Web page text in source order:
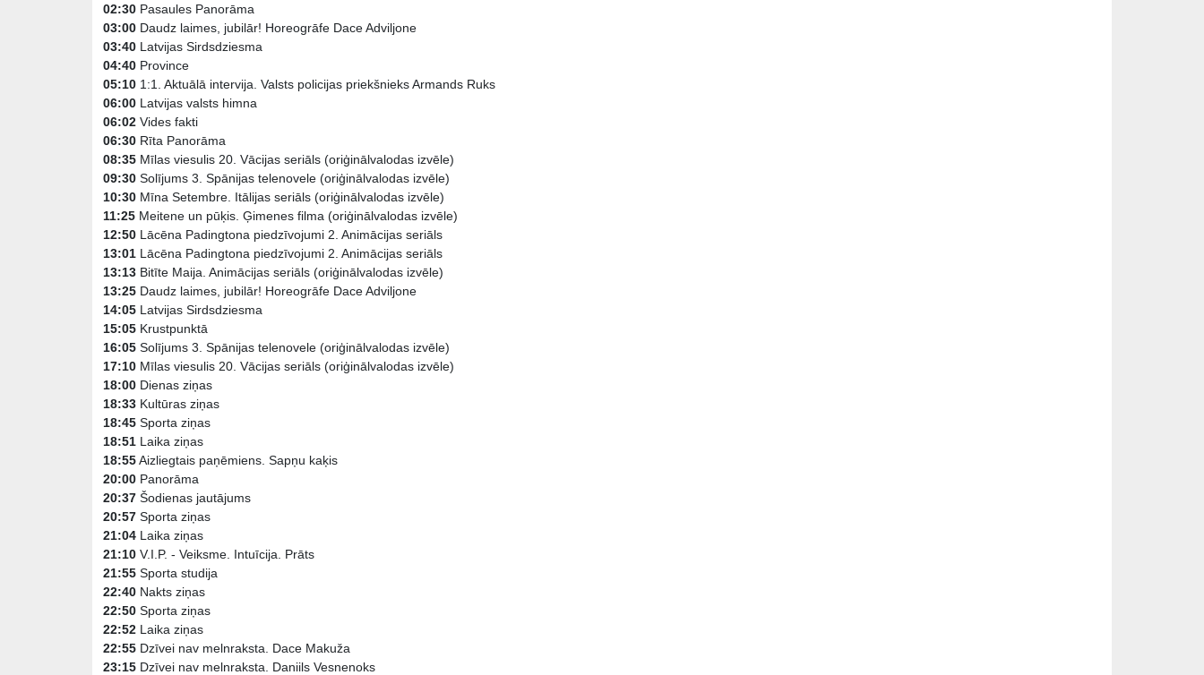
02:30 Pasaules Panorāma
03:00 Daudz laimes, jubilār! Horeogrāfe Dace Adviljone
03:40 Latvijas Sirdsdziesma
04:40 Province
05:10 1:1. Aktuālā intervija. Valsts policijas priekšnieks Armands Ruks
06:00 Latvijas valsts himna
06:02 Vides fakti
06:30 Rīta Panorāma
08:35 Mīlas viesulis 20. Vācijas seriāls (oriģinālvalodas izvēle)
09:30 Solījums 3. Spānijas telenovele (oriģinālvalodas izvēle)
10:30 Mīna Setembre. Itālijas seriāls (oriģinālvalodas izvēle)
11:25 Meitene un pūķis. Ģimenes filma (oriģinālvalodas izvēle)
12:50 Lācēna Padingtona piedzīvojumi 2. Animācijas seriāls
13:01 Lācēna Padingtona piedzīvojumi 2. Animācijas seriāls
13:13 Bitīte Maija. Animācijas seriāls (oriģinālvalodas izvēle)
13:25 Daudz laimes, jubilār! Horeogrāfe Dace Adviljone
14:05 Latvijas Sirdsdziesma
15:05 Krustpunktā
16:05 Solījums 3. Spānijas telenovele (oriģinālvalodas izvēle)
17:10 Mīlas viesulis 20. Vācijas seriāls (oriģinālvalodas izvēle)
18:00 Dienas ziņas
18:33 Kultūras ziņas
18:45 Sporta ziņas
18:51 Laika ziņas
18:55Aizliegtais paņēmiens. Sapņu kaķis
20:00 Panorāma
20:37 Šodienas jautājums
20:57 Sporta ziņas
21:04 Laika ziņas
21:10 V.I.P. - Veiksme. Intuīcija. Prāts
21:55 Sporta studija
22:40 Nakts ziņas
22:50 Sporta ziņas
22:52 Laika ziņas
22:55 Dzīvei nav melnraksta. Dace Makuža
23:15 Dzīvei nav melnraksta. Daniils Vesnenoks